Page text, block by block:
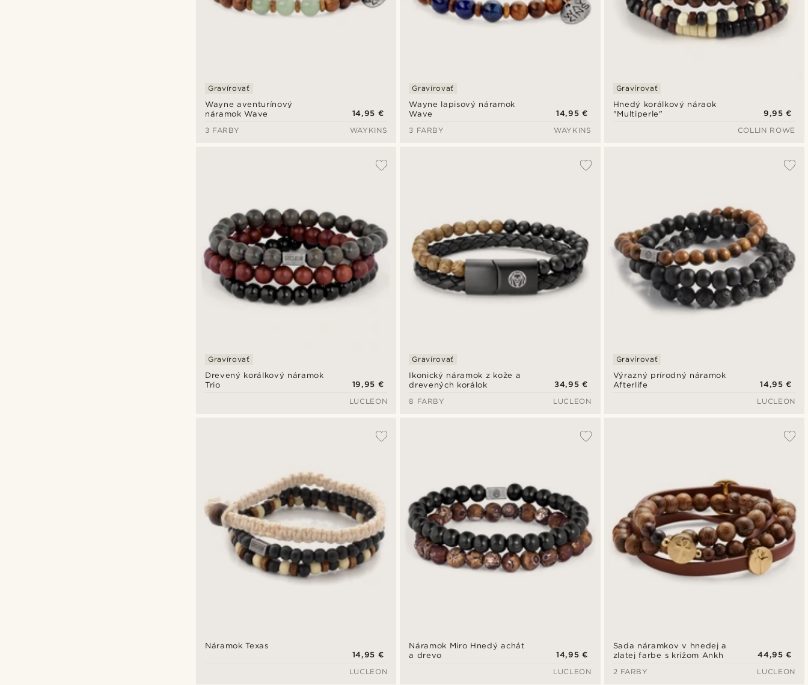
Wayne aventurínový
náramok Wave
Gravírovať
14,95 €
3 FARBY
WAYKINS
Wayne lapisový náramok
Wave
Gravírovať
14,95 €
3 FARBY
WAYKINS
Hnedý korálkový náraok
"Multiperle"
Gravírovať
9,95 €
COLLIN ROWE
Drevený korálkový náramok
Trio
Gravírovať
19,95 €
LUCLEON
Ikonický náramok z kože a
drevených korálok
Gravírovať
34,95 €
8 FARBY
LUCLEON
Výrazný prírodný náramok
Afterlife
Gravírovať
14,95 €
LUCLEON
Náramok Texas
14,95 €
LUCLEON
Náramok Miro Hnedý achát
a drevo
14,95 €
LUCLEON
Sada náramkov v hnedej a
zlatej farbe s krížom Ankh
44,95 €
2 FARBY
LUCLEON